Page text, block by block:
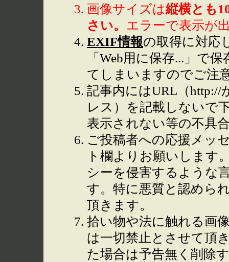
画像サイズは縦横とも
さい。 エラーで表示が
EXIF情報の取得に対応
「Web用に保存...」で
てしまいますのでご注
記事内にはURL（
レス）を記載しないで
表示されない等の不具
ご投稿者への応援メッ
ト欄よりお願いします
シーを侵害するような
す。特に悪質と認めら
頂きます。
拾い物や法に触れる画
は一切禁止とさせて頂
た場合は予告無く削除